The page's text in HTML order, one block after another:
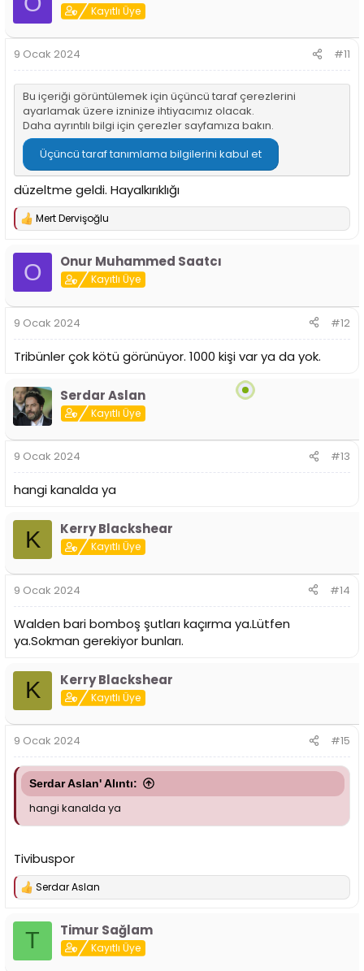
Kayıtlı Üye
9 Ocak 2024 #11
Bu içeriği görüntülemek için üçüncü taraf çerezlerini
ayarlamak üzere izninize ihtiyacımız olacak.
Daha ayrıntılı bilgi için çerezler sayfamıza bakın.
Üçüncü taraf tanımlama bilgilerini kabul et
düzeltme geldi. Hayalkırıklığı
T
p
l
Mert Dervişoğlu
O Onur Muhammed Saatcı
Kayıtlı Üye
9 Ocak 2024 #12
Tribünler çok kötü görünüyor. 1000 kişi var ya da yok.
Serdar Aslan
Kayıtlı Üye
9 Ocak 2024 #13
hangi kanalda ya
K Kerry Blackshear
Kayıtlı Üye
9 Ocak 2024 #14
Walden bari bomboş şutları kaçırma ya.Lütfen
ya.Sokman gerekiyor bunları.
K Kerry Blackshear
Kayıtlı Üye
9 Ocak 2024 #15
Serdar Aslan' Alıntı:
hangi kanalda ya
Tivibuspor
T
Serdar Aslan
T Timur Sağlam
Kayıtlı Üye